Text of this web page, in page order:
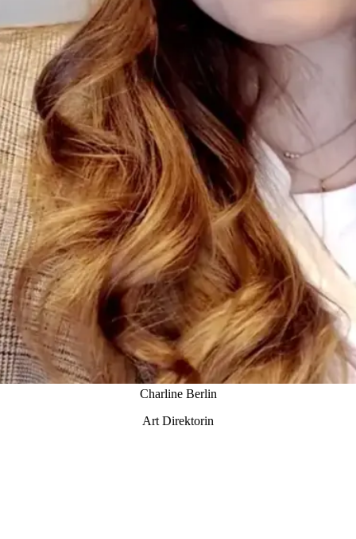
Charline Berlin
Art Direktorin